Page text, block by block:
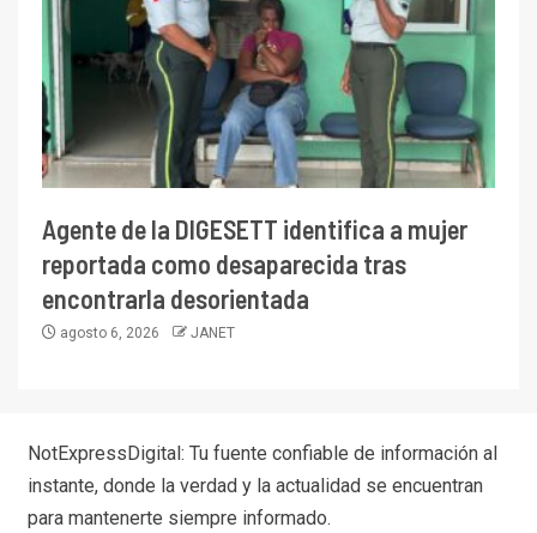
Agente de la DIGESETT identifica a mujer
reportada como desaparecida tras
encontrarla desorientada
agosto 6, 2026 JANET
NotExpressDigital: Tu fuente confiable de información al
instante, donde la verdad y la actualidad se encuentran
para mantenerte siempre informado.